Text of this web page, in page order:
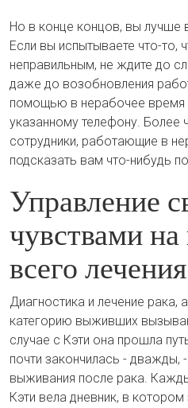
Но в конце концов, вы лучше
Если вы испытываете что-то,
неправильным, не ждите до
даже до возобновления
помощью в нерабочее время
указанному телефону. Более
сотрудники, работающие в
подсказать вам что-нибудь
Управление
чувствами
всего лечения
Диагностика и лечение рака,
категорию выживших
случае с Кэти она прошла
почти закончилась - дважды,
выживания после рака.
Кэти вела дневник, в